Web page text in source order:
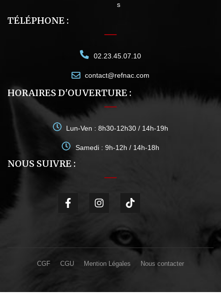
s
TÉLÉPHONE :
02.23.45.07.10
contact@refnac.com
HORAIRES D'OUVERTURE :
Lun-Ven : 8h30-12h30 / 14h-19h
Samedi : 9h-12h / 14h-18h
NOUS SUIVRE :
CGF CGU Mention Légales Nous contacter